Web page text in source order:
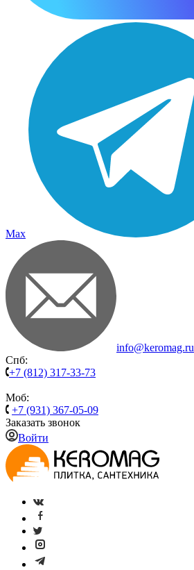
Max
info@keromag.ru
Спб:
+7 (812) 317-33-73
Моб:
+7 (931) 367-05-09
Заказать звонок
Войти